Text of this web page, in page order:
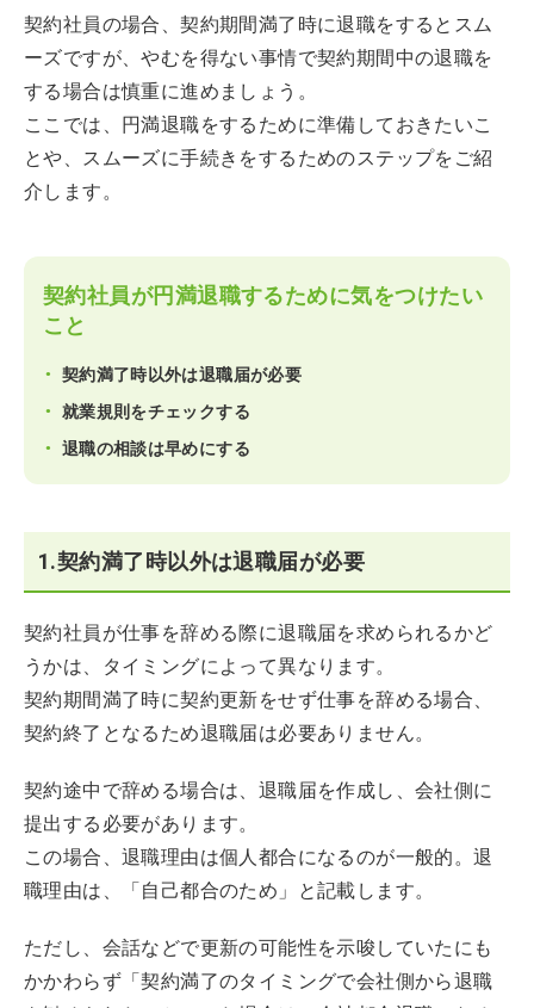
契約社員の場合、契約期間満了時に退職をするとスム
ーズですが、やむを得ない事情で契約期間中の退職を
する場合は慎重に進めましょう。
ここでは、円満退職をするために準備しておきたいこ
とや、スムーズに手続きをするためのステップをご紹
介します。
契約社員が円満退職するために気をつけたい
こと
契約満了時以外は退職届が必要
就業規則をチェックする
退職の相談は早めにする
1.契約満了時以外は退職届が必要
契約社員が仕事を辞める際に退職届を求められるかど
うかは、タイミングによって異なります。
契約期間満了時に契約更新をせず仕事を辞める場合、
契約終了となるため退職届は必要ありません。
契約途中で辞める場合は、退職届を作成し、会社側に
提出する必要があります。
この場合、退職理由は個人都合になるのが一般的。退
職理由は、「自己都合のため」と記載します。
ただし、会話などで更新の可能性を示唆していたにも
かかわらず「契約満了のタイミングで会社側から退職